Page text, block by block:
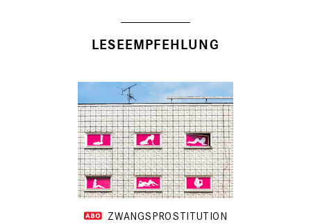
LESEEMPFEHLUNG
ZWANGSPROSTITUTION